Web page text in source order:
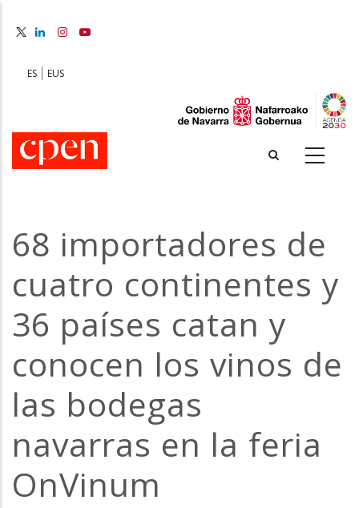
content
ES EUS
68 importadores de
cuatro continentes y
36 países catan y
conocen los vinos de
las bodegas
navarras en la feria
OnVinum